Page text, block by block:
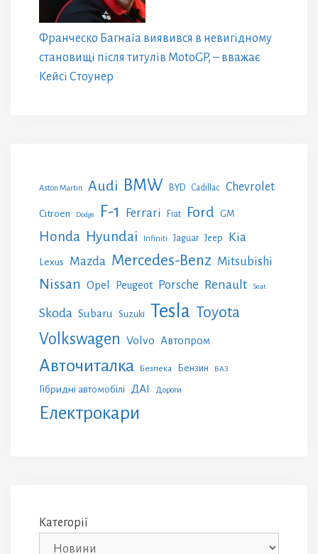
Франческо Багнаїа виявився в невигідному
становищі після титулів MotoGP, – вважає
Кейсі Стоунер
Aston Martin Audi BMW BYD Cadillac Chevrolet
Citroen Dodge F-1 Ferrari Fiat Ford GM
Honda Hyundai Infiniti Jaguar Jeep Kia
Lexus Mazda Mercedes-Benz Mitsubishi
Nissan Opel Peugeot Porsche Renault Seat
Skoda Subaru Suzuki Tesla Toyota
Volkswagen Volvo Автопром
Авточиталка Безпека Бензин ВАЗ
Гібридні автомобілі ДАІ Дороги
Електрокари
Категорії